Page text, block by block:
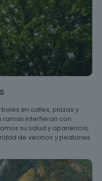
en calles, plazas y
ramas interfieran con
su salud y apariencia,
de vecinos y peatones.